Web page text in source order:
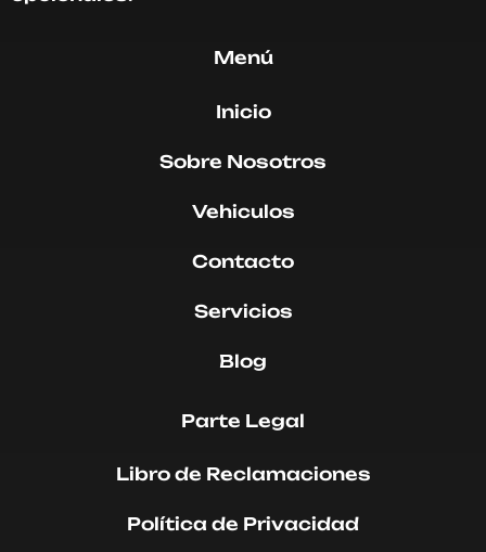
Menú
Inicio
Sobre Nosotros
Vehiculos
Contacto
Servicios
Blog
Parte Legal
Libro de Reclamaciones
Política de Privacidad